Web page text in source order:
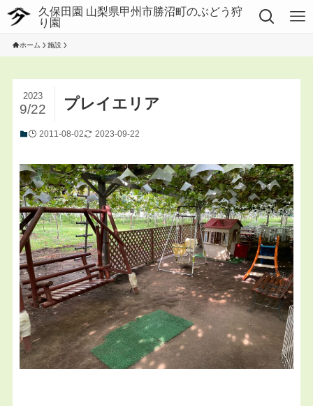
ホーム 施設
プレイエリア
2023
9/22
2011-08-02 2023-09-22